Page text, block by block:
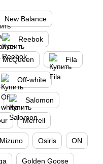
New Balance
Reebok
McQueen Fila
Off-white
Salomon
Merrell
Mizuno Osiris ON
Golden Goose